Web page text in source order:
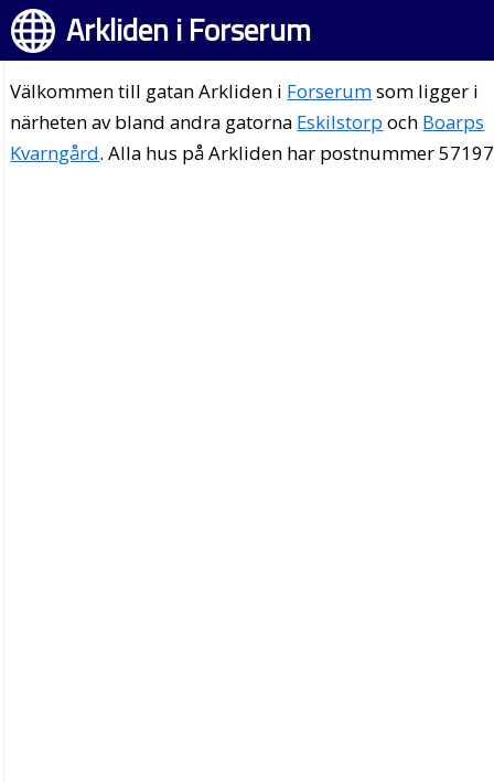
Arkliden i Forserum
Välkommen till gatan Arkliden i Forserumsom ligger i
närheten av bland andra gatorna Eskilstorp och Boarps
Kvarngård. Alla hus på Arkliden har postnummer